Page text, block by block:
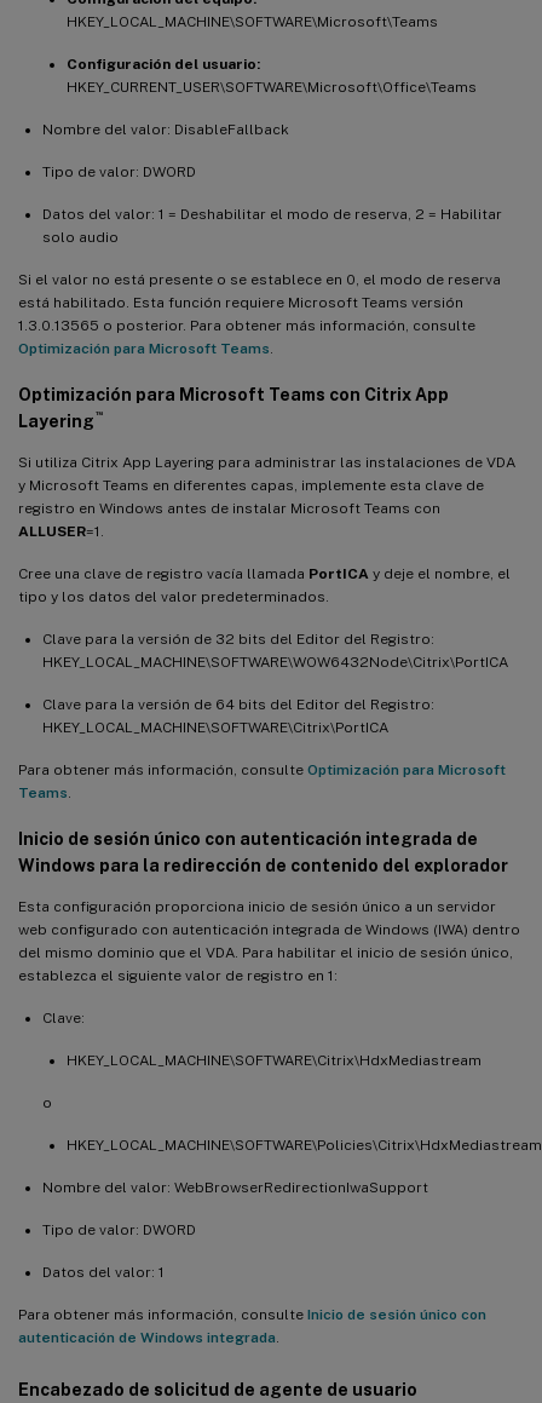
HKEY_LOCAL_MACHINE\SOFTWARE\Microsoft\Teams
Configuración del usuario:
HKEY_CURRENT_USER\SOFTWARE\Microsoft\Office\Teams
Nombre del valor: DisableFallback
Tipo de valor: DWORD
Datos del valor: 1 = Deshabilitar el modo de reserva, 2 = Habilitar
solo audio
Si el valor no está presente o se establece en 0, el modo de reserva
está habilitado. Esta función requiere Microsoft Teams versión
1.3.0.13565 o posterior. Para obtener más información, consulte
Optimización para Microsoft Teams
Optimización para Microsoft Teams con Citrix App
Layering ™
Si utiliza Citrix App Layering para administrar las instalaciones de VDA
y Microsoft Teams en diferentes capas, implemente esta clave de
registro en Windows antes de instalar Microsoft Teams con
ALLUSER=1.
Cree una clave de registro vacía llamada PortICA y deje el nombre, el
tipo y los datos del valor predeterminados.
Clave para la versión de 32 bits del Editor del Registro:
HKEY_LOCAL_MACHINE\SOFTWARE\WOW6432Node\Citrix\PortICA
Clave para la versión de 64 bits del Editor del Registro:
HKEY_LOCAL_MACHINE\SOFTWARE\Citrix\PortICA
Para obtener más información, consulte Optimización para Microsoft
Teams
Inicio de sesión único con autenticación integrada de
Windows para la redirección de contenido del explorador
Esta configuración proporciona inicio de sesión único a un servidor
web configurado con autenticación integrada de Windows (IWA) dentro
del mismo dominio que el VDA. Para habilitar el inicio de sesión único,
establezca el siguiente valor de registro en 1:
Clave:
HKEY_LOCAL_MACHINE\SOFTWARE\Citrix\HdxMediastream
o
HKEY_LOCAL_MACHINE\SOFTWARE\Policies\Citrix\HdxMediastream
Nombre del valor: WebBrowserRedirectionIwaSupport
Tipo de valor: DWORD
Datos del valor: 1
Para obtener más información, consulte Inicio de sesión único con
autenticación de Windows integrada
Encabezado de solicitud de agente de usuario